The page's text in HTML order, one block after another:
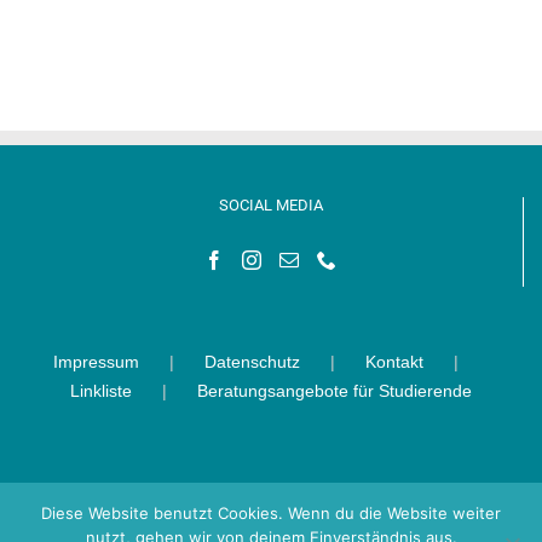
SOCIAL MEDIA
Impressum Datenschutz
Kontakt
Linkliste
Beratungsangebote für Studierende
Diese Website benutzt Cookies. Wenn du die Website weiter
nutzt, gehen wir von deinem Einverständnis aus.